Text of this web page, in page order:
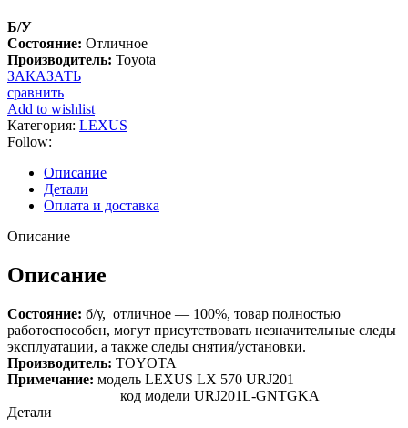
Б/У
Состояние: Отличное
Производитель: Toyota
ЗАКАЗАТЬ
сравнить
Add to wishlist
Категория: LEXUS
Follow:
Описание
Детали
Оплата и доставка
Описание
Описание
Состояние: б/у, отличное — 100%, товар полностью
работоспособен, могут присутствовать незначительные следы
эксплуатации, а также следы снятия/установки.
Производитель: TOYOTA
Примечание: модель LEXUS LX 570 URJ201
код модели URJ201L-GNTGKA
Детали